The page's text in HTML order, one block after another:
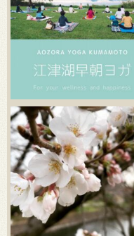
3月 20